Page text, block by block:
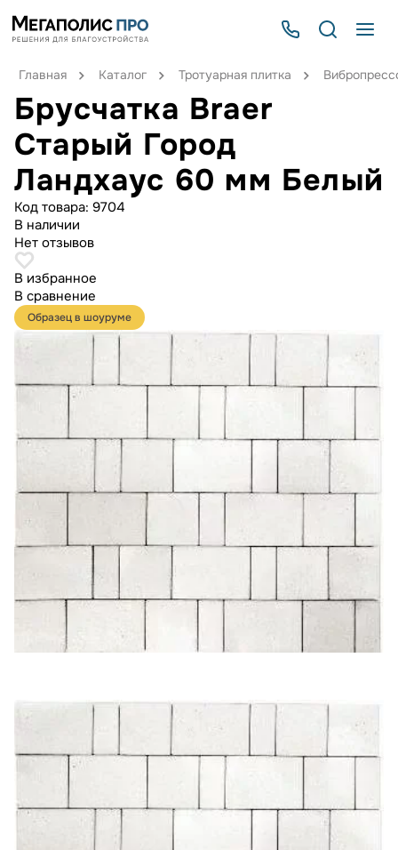
Главная Каталог Тротуарная плитка
Брусчатка Braer
Старый Город
Ландхаус 60 мм Белый
Код товара: 9704
В наличии
Нет отзывов
В избранное
В сравнение
Образец в шоуруме